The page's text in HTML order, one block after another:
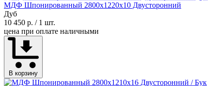
МДФ Шпонированный 2800х1220х10 Двусторонний
Дуб
10 450 р. / 1 шт.
цена при оплате наличными
В корзину